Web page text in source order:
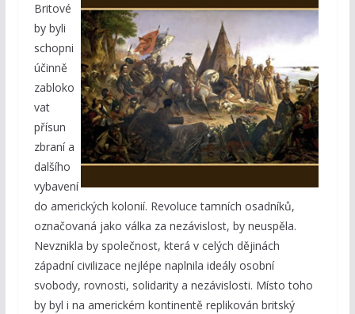
Britové
by byli
schopni
účinně
zabloko
vat
přísun
zbraní a
dalšího
vybavení
do amerických kolonií. Revoluce tamních osadníků,
označovaná jako válka za nezávislost, by neuspěla.
Nevznikla by společnost, která v celých dějinách
západní civilizace nejlépe naplnila ideály osobní
svobody, rovnosti, solidarity a nezávislosti. Místo toho
by byl i na americkém kontinentě replikován britský